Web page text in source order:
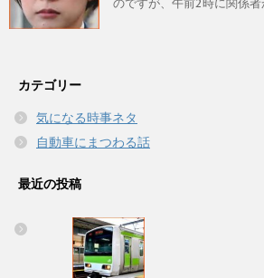
のですが、午前2時に関係者
カテゴリー
気になる時事ネタ
自動車にまつわる話
最近の投稿